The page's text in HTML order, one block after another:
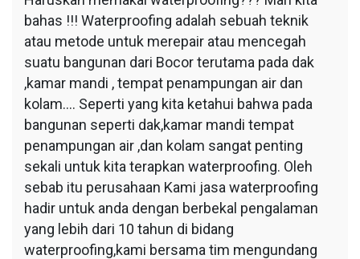
bahas !!! Waterproofing adalah sebuah teknik
atau metode untuk merepair atau mencegah
suatu bangunan dari Bocor terutama pada dak
,kamar mandi , tempat penampungan air dan
kolam…. Seperti yang kita ketahui bahwa pada
bangunan seperti dak,kamar mandi tempat
penampungan air ,dan kolam sangat penting
sekali untuk kita terapkan waterproofing. Oleh
sebab itu perusahaan Kami jasa waterproofing
hadir untuk anda dengan berbekal pengalaman
yang lebih dari 10 tahun di bidang
waterproofing,kami bersama tim mengundang